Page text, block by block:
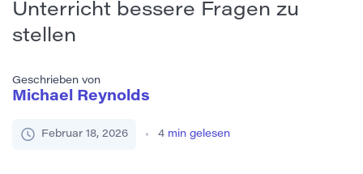
Unterricht bessere Fragen zu
stellen
Geschrieben von
Michael Reynolds
Februar 18, 2026 4 min gelesen